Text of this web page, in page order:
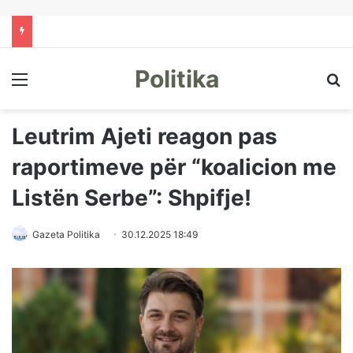
Menu Politika
Leutrim Ajeti reagon pas
raportimeve për “koalicion me
Listën Serbe”: Shpifje!
Gazeta Politika 30.12.2025 18:49